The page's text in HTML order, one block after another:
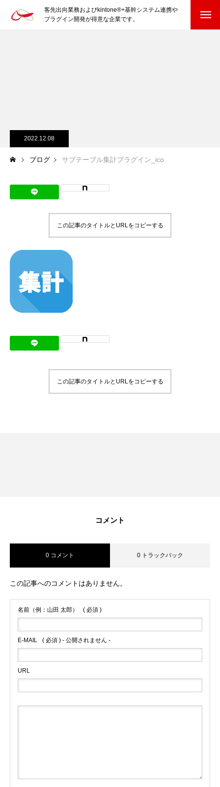
客先出向業務およびkintone®+基幹システム連携や
プラグイン開発が得意な企業です。
PluginAdaptiX Service Guide
HP/EC/Design/Logo
制作実績
COMPANY 会社を知る
会社概要
会社沿革
会社案内
BUSINESS
リモート面接について
SDGs取り組み
2022.12.08
ブログ サブテーブル集計プラグイン_ico
この記事のタイトルとURLをコピーする
この記事のタイトルとURLをコピーする
コメント
0 コメント 0 トラックバック
この記事へのコメントはありません。
名前（例：山田 太郎） ( 必須 )
E-MAIL ( 必須 ) - 公開されません -
URL